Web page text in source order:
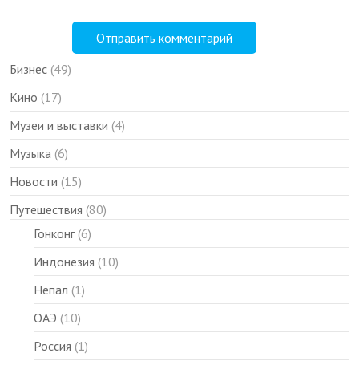
Бизнес (49)
Кино (17)
Музеи и выставки (4)
Музыка (6)
Новости (15)
Путешествия (80)
Гонконг(6)
Индонезия (10)
Непал (1)
ОАЭ (10)
Россия (1)